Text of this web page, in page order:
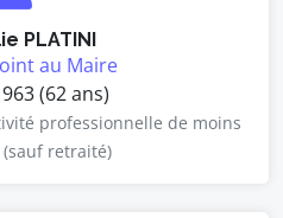
PLATINI
au Maire
(62 ans)
professionnelle de moins
retraité)